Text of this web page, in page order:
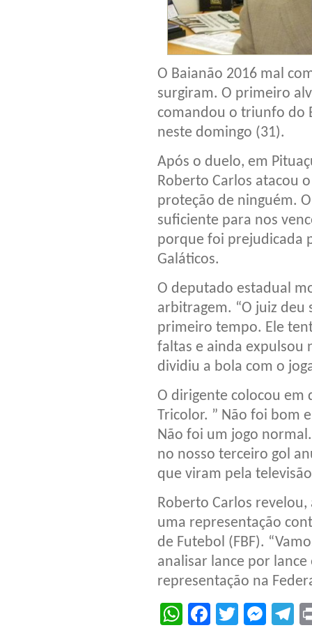
O Baianão 2016 mal
surgiram. O primeiro
comandou o triunfo do
neste domingo (31).
Após o duelo, em
Roberto Carlos atacou
proteção de ninguém.
suficiente para nos
porque foi prejudicada
Galáticos.
O deputado estadual
arbitragem. “O juiz deu
primeiro tempo. Ele
faltas e ainda expulsou
dividiu a bola com o
O dirigente colocou em
Tricolor. ” Não foi bom
Não foi um jogo
no nosso terceiro gol
que viram pela
Roberto Carlos
uma representação
de Futebol (FBF).
analisar lance por
representação na
WhatsApp
Facebook
Twitter